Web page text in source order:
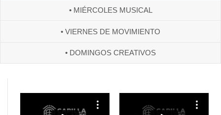
• MIÉRCOLES MUSICAL
• VIERNES DE MOVIMIENTO
• DOMINGOS CREATIVOS